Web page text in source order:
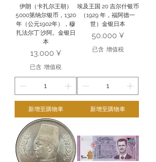
伊朗（卡扎尔王朝）
5000第纳尔银币，1320
年（公元1902年），穆
扎法尔丁·沙阿。金银日
本
價格
13.000 ¥
已含 增值税
新增至購物車
埃及王国 20 吉尔什银币
（1929 年，福阿德一
世）金银日本
價格
50.000 ¥
已含 增值税
新增至購物車